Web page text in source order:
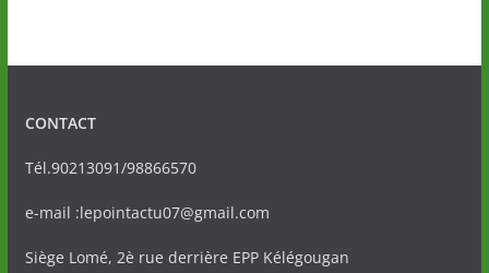
CONTACT
Tél.90213091/98866570
e-mail :lepointactu07@gmail.com
Siège Lomé, 2è rue derrière EPP Kélégougan